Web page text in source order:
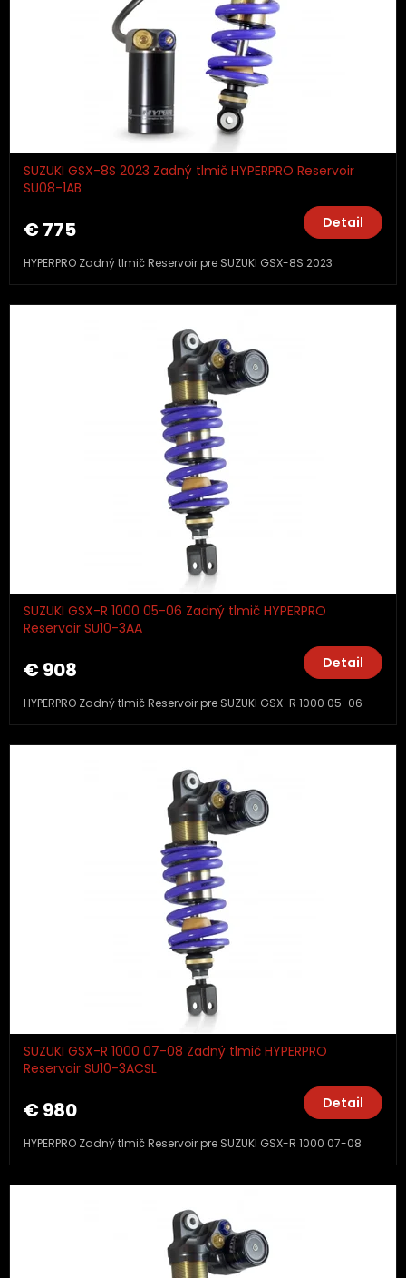
SUZUKI GSX-8S 2023 Zadný tlmič HYPERPRO Reservoir
SU08-1AB
€ 775 Detail
HYPERPRO Zadný tlmič Reservoir pre SUZUKI GSX-8S 2023
SUZUKI GSX-R 1000 05-06 Zadný tlmič HYPERPRO
Reservoir SU10-3AA
€ 908 Detail
HYPERPRO Zadný tlmič Reservoir pre SUZUKI GSX-R 1000 05-06
SUZUKI GSX-R 1000 07-08 Zadný tlmič HYPERPRO
Reservoir SU10-3ACSL
€ 980 Detail
HYPERPRO Zadný tlmič Reservoir pre SUZUKI GSX-R 1000 07-08